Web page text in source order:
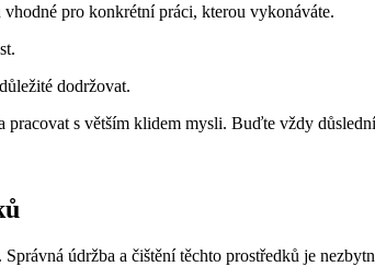
pro konkrétní práci, kterou vykonáváte.
dodržovat.
s větším klidem mysli. Buďte vždy
údržba a čištění těchto prostředků je